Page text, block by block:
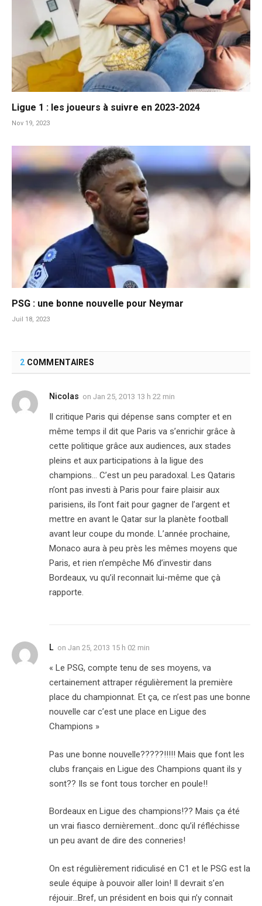
Ligue 1 : les joueurs à suivre en 2023-2024
Nov 19, 2023
PSG : une bonne nouvelle pour Neymar
Juil 18, 2023
2 COMMENTAIRES
Nicolas on Jan 25, 2013 13 h 22 min
Il critique Paris qui dépense sans compter et en
même temps il dit que Paris va s’enrichir grâce à
cette politique grâce aux audiences, aux stades
pleins et aux participations à la ligue des
champions… C’est un peu paradoxal. Les Qataris
n’ont pas investi à Paris pour faire plaisir aux
parisiens, ils l’ont fait pour gagner de l’argent et
mettre en avant le Qatar sur la planète football
avant leur coupe du monde. L’année prochaine,
Monaco aura à peu près les mêmes moyens que
Paris, et rien n’empêche M6 d’investir dans
Bordeaux, vu qu’il reconnait lui-même que çà
rapporte.
L on Jan 25, 2013 15 h 02 min
« Le PSG, compte tenu de ses moyens, va
certainement attraper régulièrement la première
place du championnat. Et ça, ce n’est pas une bonne
nouvelle car c’est une place en Ligue des
Champions »
Pas une bonne nouvelle?????!!!!! Mais que font les
clubs français en Ligue des Champions quant ils y
sont?? Ils se font tous torcher en poule!!
Bordeaux en Ligue des champions!?? Mais ça été
un vrai fiasco dernièrement…donc qu’il réfléchisse
un peu avant de dire des conneries!
On est régulièrement ridiculisé en C1 et le PSG est la
seule équipe à pouvoir aller loin! Il devrait s’en
réjouir…Bref, un président en bois qui n’y connait